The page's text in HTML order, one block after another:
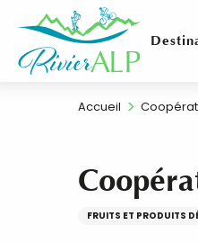
contenu
principal
Accueil
FRUITS ET PRODUITS